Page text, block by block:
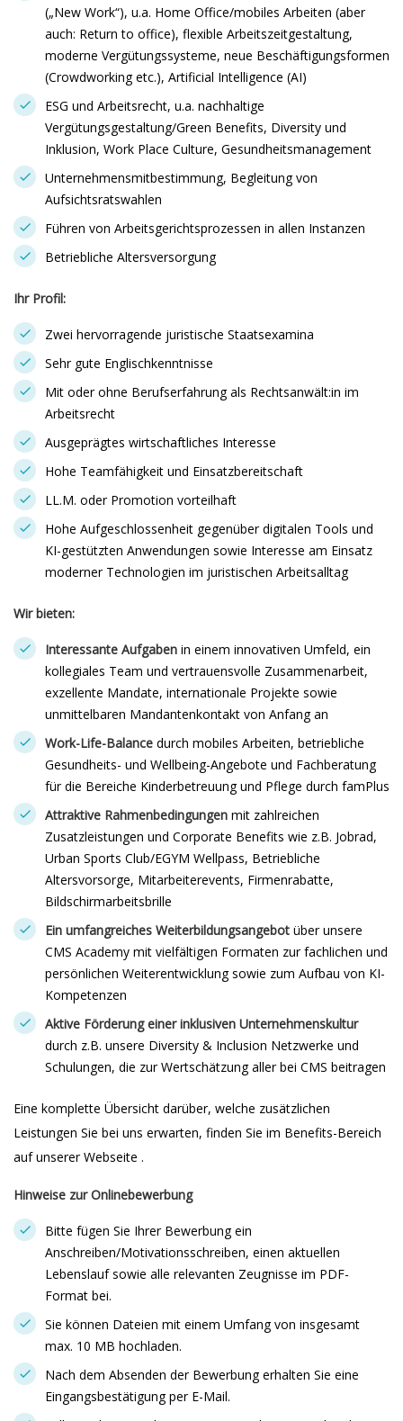
(„New Work“), u.a. Home Office/mobiles Arbeiten (aber
auch: Return to office), flexible Arbeitszeitgestaltung,
moderne Vergütungssysteme, neue Beschäftigungsformen
(Crowdworking etc.), Artificial Intelligence (AI)
ESG und Arbeitsrecht, u.a. nachhaltige
Vergütungsgestaltung/Green Benefits, Diversity und
Inklusion, Work Place Culture, Gesundheitsmanagement
Unternehmensmitbestimmung, Begleitung von
Aufsichtsratswahlen
Führen von Arbeitsgerichtsprozessen in allen Instanzen
Betriebliche Altersversorgung
Ihr Profil:
Zwei hervorragende juristische Staatsexamina
Sehr gute Englischkenntnisse
Mit oder ohne Berufserfahrung als Rechtsanwält:in im
Arbeitsrecht
Ausgeprägtes wirtschaftliches Interesse
Hohe Teamfähigkeit und Einsatzbereitschaft
LL.M. oder Promotion vorteilhaft
Hohe Aufgeschlossenheit gegenüber digitalen Tools und
KI-gestützten Anwendungen sowie Interesse am Einsatz
moderner Technologien im juristischen Arbeitsalltag
Wir bieten:
Interessante Aufgaben in einem innovativen Umfeld, ein
kollegiales Team und vertrauensvolle Zusammenarbeit,
exzellente Mandate, internationale Projekte sowie
unmittelbaren Mandantenkontakt von Anfang an
Work-Life-Balance durch mobiles Arbeiten, betriebliche
Gesundheits- und Wellbeing-Angebote und Fachberatung
für die Bereiche Kinderbetreuung und Pflege durch famPlus
Attraktive Rahmenbedingungen mit zahlreichen
Zusatzleistungen und Corporate Benefits wie z.B. Jobrad,
Urban Sports Club/EGYM Wellpass, Betriebliche
Altersvorsorge, Mitarbeiterevents, Firmenrabatte,
Bildschirmarbeitsbrille
Ein umfangreiches Weiterbildungsangebot über unsere
CMS Academy mit vielfältigen Formaten zur fachlichen und
persönlichen Weiterentwicklung sowie zum Aufbau von KI-
Kompetenzen
Aktive Förderung einer inklusiven Unternehmenskultur
durch z.B. unsere Diversity & Inclusion Netzwerke und
Schulungen, die zur Wertschätzung aller bei CMS beitragen
Eine komplette Übersicht darüber, welche zusätzlichen
Leistungen Sie bei uns erwarten, finden Sie im Benefits-Bereich
auf unserer Webseite .
Hinweise zur Onlinebewerbung
Bitte fügen Sie Ihrer Bewerbung ein
Anschreiben/Motivationsschreiben, einen aktuellen
Lebenslauf sowie alle relevanten Zeugnisse im PDF-
Format bei.
Sie können Dateien mit einem Umfang von insgesamt
max. 10 MB hochladen.
Nach dem Absenden der Bewerbung erhalten Sie eine
Eingangsbestätigung per E-Mail.